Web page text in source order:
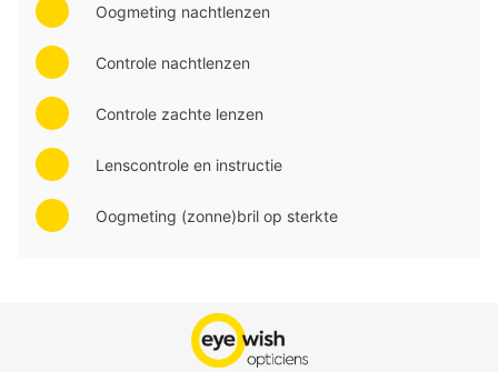
Oogmeting nachtlenzen
Controle nachtlenzen
Controle zachte lenzen
Lenscontrole en instructie
Oogmeting (zonne)bril op sterkte